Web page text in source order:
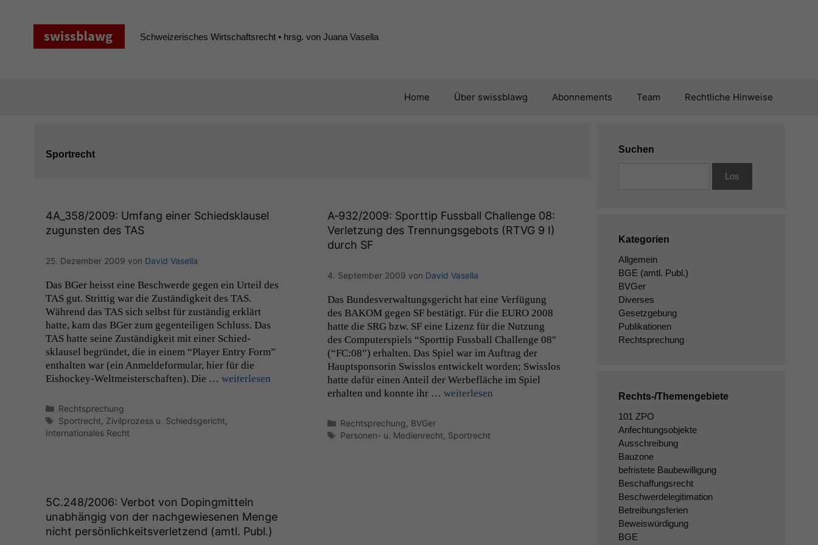
Schweizerisches Wirtschaftsrecht • hrsg. von Juana Vasella
Home Über swissblawg Abonnements Team Rechtliche Hinweise
Sportrecht
4A_358/2009: Umfang einer Schiedsklausel
zugunsten des TAS
25. Dezember 2009 von David Vasella
Das BGer heisst eine Beschw­erde gegen ein Urteil des
TASgut. Strit­tig war die Zuständigkeit des TAS.
Während das TASsich selb­st für zuständig erk­lärt
hat­te, kam das BGer zum gegen­teili­gen Schluss. Das
TAShat­te seine Zuständigkeit mit ein­er Schied­
sklausel begrün­det, die in einem “Play­er Entry Form”
enthal­ten war (ein Anmelde­for­mu­lar, hier für die
Eishock­­ey-Welt­meis­ter­schaften). Die … weit­er­lesen
Kategorien
Rechtsprechung
Schlagwörter
Sportrecht Zivilprozess u. Schiedsgericht
Internationales Recht
A‑932/2009: Sporttip Fussball Challenge 08:
Verletzung des Trennungsgebots (RTVG 9 I)
durch SF
4. September 2009 von David Vasella
Das Bun­desver­wal­tungs­gericht hat eine Ver­fü­gung
des BAKOMgegen SFbestätigt. Für die EURO2008
hat­te die SRGbzw. SFeine Lizenz für die Nutzung
des Com­put­er­spiels “Sport­tip Fuss­ball Chal­lenge 08″
(“FC:08”) erhal­ten. Das Spiel war im Auf­trag der
Haupt­spon­sorin Swiss­los entwick­elt wor­den; Swiss­los
hat­te dafür einen Anteil der Wer­be­fläche im Spiel
erhal­ten und kon­nte ihr … weit­er­lesen
Kategorien
Rechtsprechung BVGer
Schlagwörter
Personen- u. Medienrecht Sportrecht
5C.248/2006: Verbot von Dopingmitteln
unabhängig von der nachgewiesenen Menge
nicht persönlichkeitsverletzend (amtl. Publ.)
Suchen
Kategorien
Allgemein
BGE (amtl. Publ.)
BVGer
Diverses
Gesetzgebung
Publikationen
Rechtsprechung
Rechts-/Themengebiete
101 ZPO
Anfechtungsobjekte
Ausschreibung
Bauzone
befristete Baubewilligung
Beschaffungsrecht
Beschwerdelegitimation
Betreibungsferien
Beweiswürdigung
BGE